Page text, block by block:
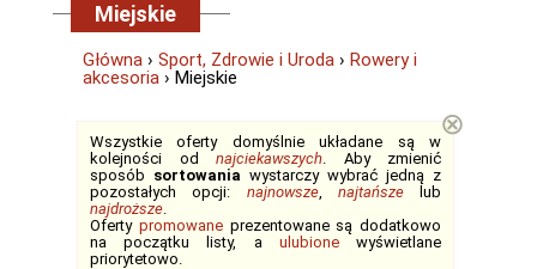
Miejskie
Główna › Sport, Zdrowie i Uroda › Rowery i
akcesoria › Miejskie
Wszystkie oferty domyślnie układane są w
kolejności od najciekawszych. Aby zmienić
sposób sortowania wystarczy wybrać jedną z
pozostałych opcji: najnowsze, najtańszelub
najdroższe.
Oferty promowaneprezentowane są dodatkowo
na początku listy, a ulubionewyświetlane
priorytetowo.
⊗